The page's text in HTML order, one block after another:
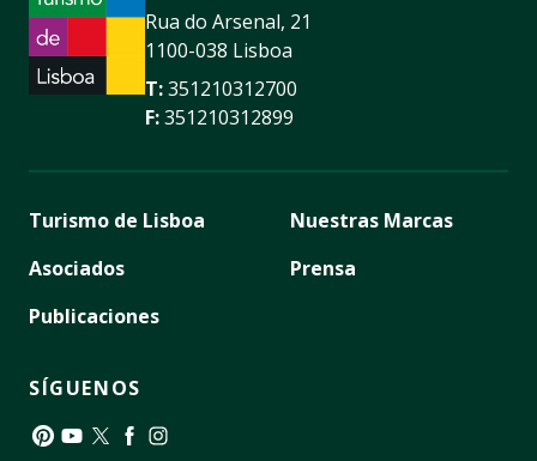
Rua do Arsenal, 21
1100-038 Lisboa
T:351210312700
F:351210312899
Turismo de Lisboa
Asociados
Publicaciones
Nuestras Marcas
Prensa
SÍGUENOS